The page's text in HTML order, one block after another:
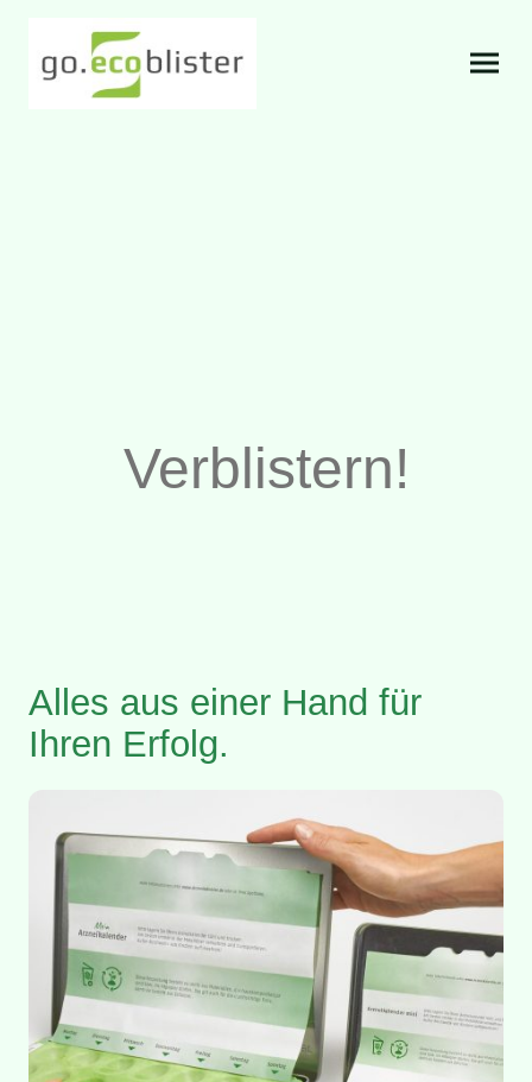
Verblistern!
Alles aus einer Hand für
Ihren Erfolg.